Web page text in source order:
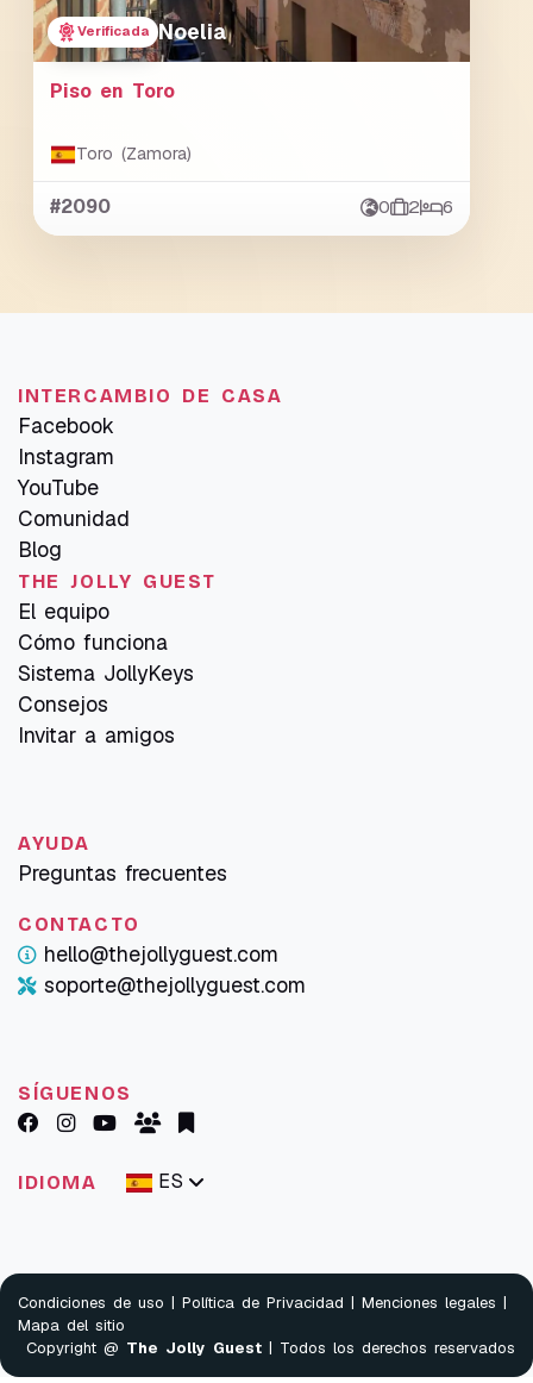
Verificada Noelia
Piso en Toro
Toro (Zamora)
#2090 0 2 6
INTERCAMBIO DE CASA
Facebook
Instagram
YouTube
Comunidad
Blog
THE JOLLY GUEST
El equipo
Cómo funciona
Sistema JollyKeys
Consejos
Invitar a amigos
AYUDA
Preguntas frecuentes
CONTACTO
hello@thejollyguest.com
soporte@thejollyguest.com
SÍGUENOS
IDIOMA ES
Condiciones de uso Política de Privacidad Menciones legales
Mapa del sitio
Copyright @ The Jolly Guest | Todos los derechos reservados